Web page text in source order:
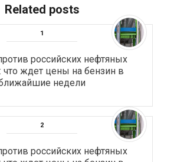
Related posts
российских нефтяных
что ждет цены на бензин в
недели
российских нефтяных